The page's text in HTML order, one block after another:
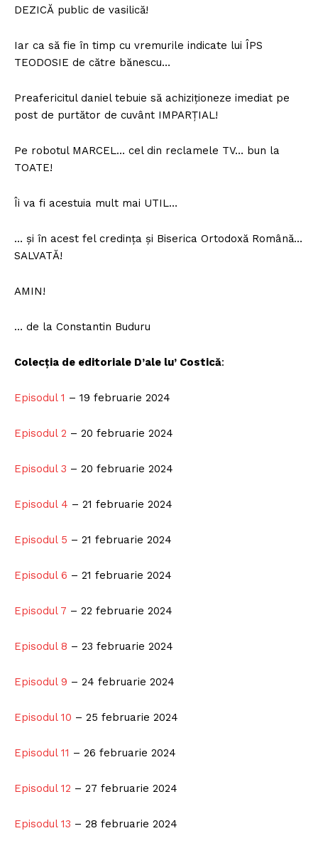
DEZICĂ public de vasilică!
Iar ca să fie în timp cu vremurile indicate lui ÎPS
TEODOSIE de către bănescu…
Preafericitul daniel tebuie să achiziționeze imediat pe
post de purtător de cuvânt IMPARȚIAL!
Pe robotul MARCEL… cel din reclamele TV… bun la
TOATE!
Îi va fi acestuia mult mai UTIL…
… și în acest fel credința și Biserica Ortodoxă Română…
SALVATĂ!
AMIN!
… de la Constantin Buduru
Colecția de editoriale D’ale lu’ Costică:
Episodul 1 – 19 februarie 2024
Episodul 2 – 20 februarie 2024
Episodul 3 – 20 februarie 2024
Episodul 4 – 21 februarie 2024
Episodul 5 – 21 februarie 2024
Episodul 6 – 21 februarie 2024
Episodul 7 – 22 februarie 2024
Episodul 8 – 23 februarie 2024
Episodul 9 – 24 februarie 2024
Episodul 10 – 25 februarie 2024
Episodul 11 – 26 februarie 2024
Episodul 12 – 27 februarie 2024
Episodul 13 – 28 februarie 2024